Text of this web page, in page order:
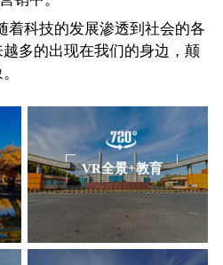
着科技的发展渗透到社会的各
多的出现在我们的身边，颠
VR全景+教育